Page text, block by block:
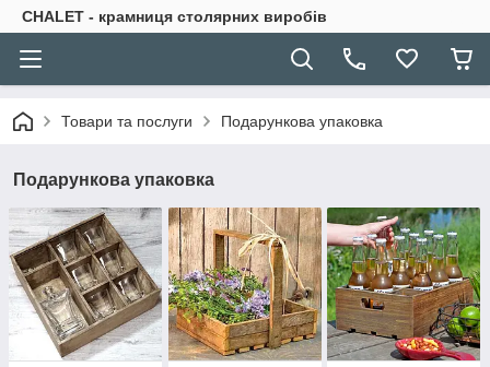
CHALET - крамниця столярних виробів
Товари та послуги Подарункова упаковка
Подарункова упаковка